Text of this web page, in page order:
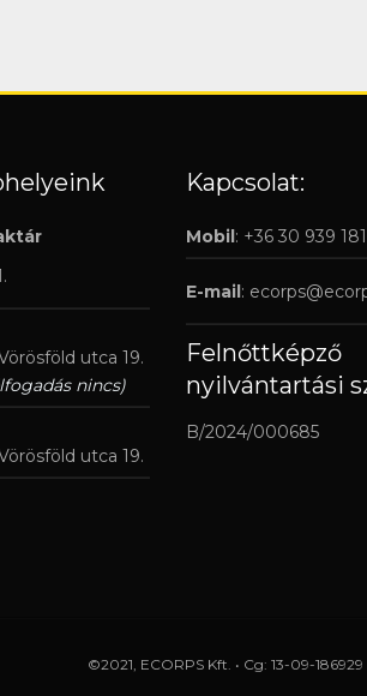
utca 19.
nincs)
utca 19.
Kapcsolat:
Mobil: +36 30 939
E-mail:
Felnőttképző
nyilvántartási
B/2024/000685
©2021, ECORPS Kft. • Cg: 13-09-